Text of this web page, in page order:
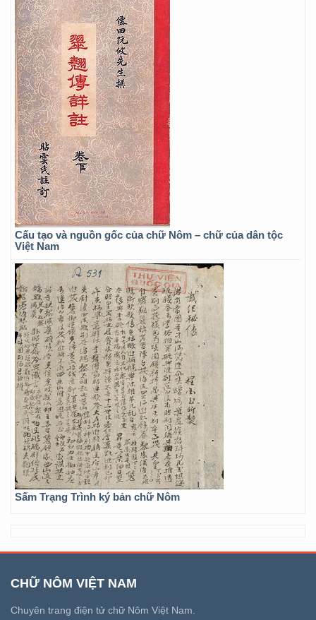
Cấu tạo và nguồn gốc của chữ Nôm – chữ của dân tộc
Việt Nam
Sấm Trạng Trình ký bản chữ Nôm
CHỮ NÔM VIỆT NAM
Chuyên trang điện tử chữ Nôm Việt Nam.